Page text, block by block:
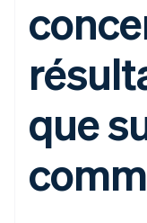
Moyens de
paiement
de 125
Terminal
personne
Authorization
Boost
Acceptation
optimisée
que